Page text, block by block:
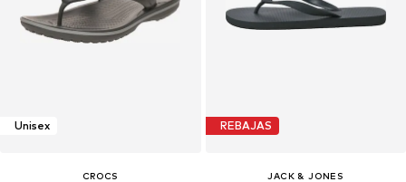
Unisex
CROCS
REBAJAS
JACK & JONES